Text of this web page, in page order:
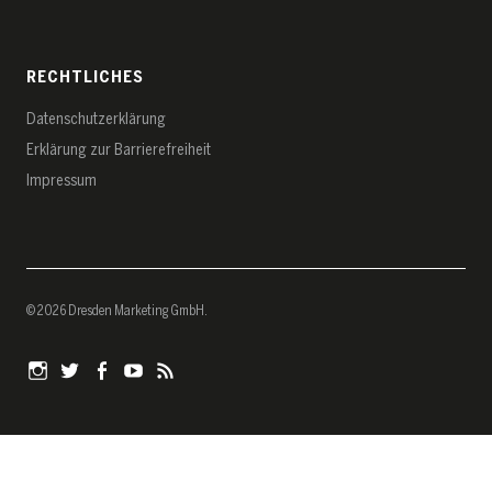
RECHTLICHES
Datenschutz­erklärung
Erklärung zur Barrierefreiheit
Impressum
© 2026 Dresden Marketing GmbH